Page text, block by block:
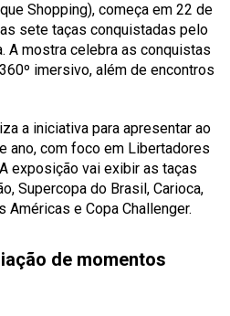
Shopping), começa em 22 de
sete taças conquistadas pelo
A mostra celebra as conquistas
imersivo, além de encontros
a iniciativa para apresentar ao
ano, com foco em Libertadores
exposição vai exibir as taças
Supercopa do Brasil, Carioca,
Américas e Copa Challenger.
de momentos